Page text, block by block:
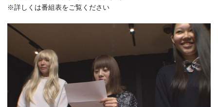
※詳しくは番組表をご覧ください